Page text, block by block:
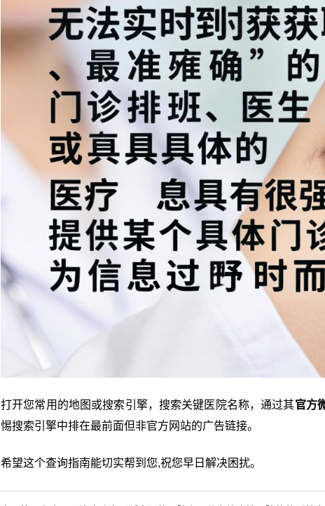
打开您常用的地图或搜索引擎，搜索关键医院名称，通过其官方
惕搜索引擎中排在最前面但非官方网站的广告链接。
希望这个查询指南能切实帮到您,祝您早日解决困扰。